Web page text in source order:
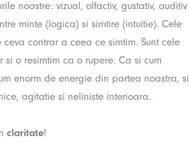
noastre: vizual, olfactiv, gustativ, auditiv
minte (logica) si simtire (intuitie). Cele
contrar a ceea ce simtim. Sunt cele
o resimtim ca o rupere. Ca si cum
enorm de energie din partea noastra, si
agitatie si neliniste interioara.
claritate!